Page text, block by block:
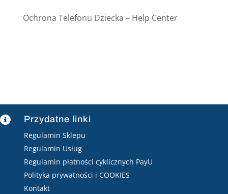
Ochrona Telefonu Dziecka – Help Center
 Przydatne linki
Regulamin Sklepu
Regulamin Usług
Regulamin płatności cyklicznych PayU
Polityka prywatności i COOKIES
Kontakt